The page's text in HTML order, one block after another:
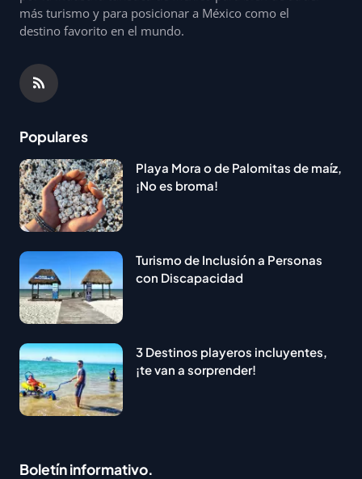
más turismo y para posicionar a México como el
destino favorito en el mundo.
Populares
Playa Mora o de Palomitas de maíz,
¡No es broma!
Turismo de Inclusión a Personas
con Discapacidad
3 Destinos playeros incluyentes,
¡te van a sorprender!
Boletín informativo.